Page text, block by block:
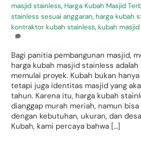
masjid stainless, Harga Kubah Masjid
stainless sesuai anggaran, harga kubah
kontraktor kubah stainless, kubah
Bagi panitia pembangunan masjid,
harga kubah masjid stainless
memulai proyek. Kubah bukan
tetapi juga identitas masjid yang
tahun. Karena itu, harga kubah
dianggap murah meriah, namun
dengan kebutuhan, ukuran, dan
Kubah, kami percaya bahwa […]